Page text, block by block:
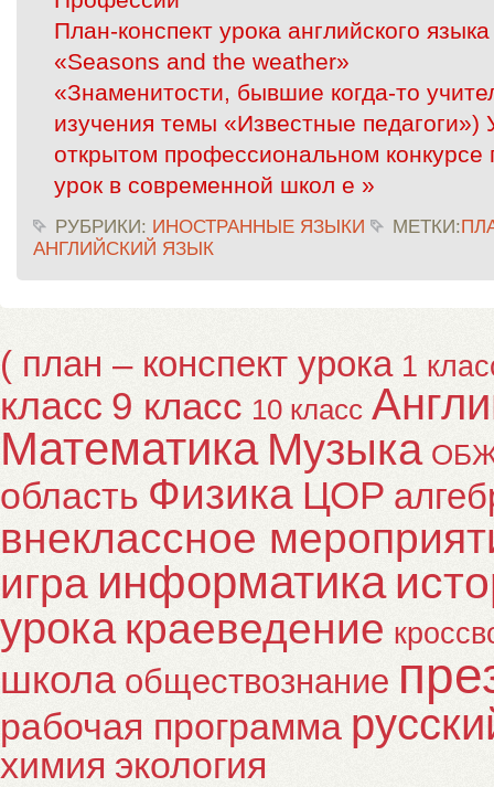
План-конспект урока английского
«Seasons and the weather»
«Знаменитости, бывшие когда-то
изучения темы «Известные педагоги»)
открытом профессиональном конкурсе
урок в современной школ e »
РУБРИКИ: ИНОСТРАННЫЕ ЯЗЫКИ МЕТКИ:
АНГЛИЙСКИЙ ЯЗЫК
( план – конспект урока 1
класс 9 класс 10 класс
Математика Музыка
область Физика ЦОР
внеклассное
игра информатика
урока краеведение
школа обществознание
рабочая программа
химия экология